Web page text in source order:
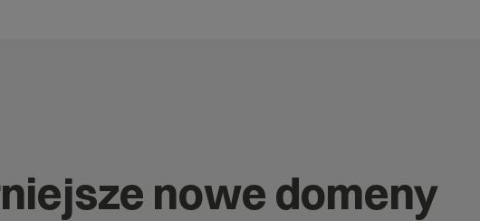
nowe domeny